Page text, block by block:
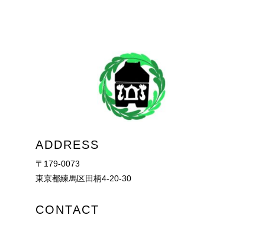
ADDRESS
〒179-0073
東京都練馬区田柄4-20-30
CONTACT